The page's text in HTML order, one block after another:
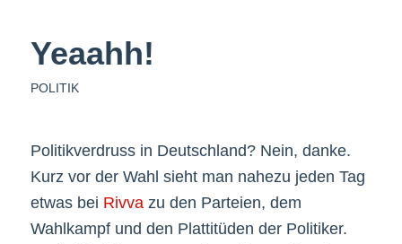
Yeaahh!
POLITIK
Politikverdruss in Deutschland? Nein, danke.
Kurz vor der Wahl sieht man nahezu jeden Tag
etwas bei Rivvazu den Parteien, dem
Wahlkampf und den Plattitüden der Politiker.